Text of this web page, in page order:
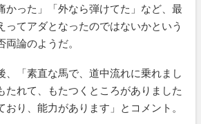
かった」「外なら弾けてた」など、最
ってアダとなったのではないかという
論のようだ。
「素直な馬で、道中流れに乗れまし
たれて、もたつくところがありました
おり、能力があります」とコメント。